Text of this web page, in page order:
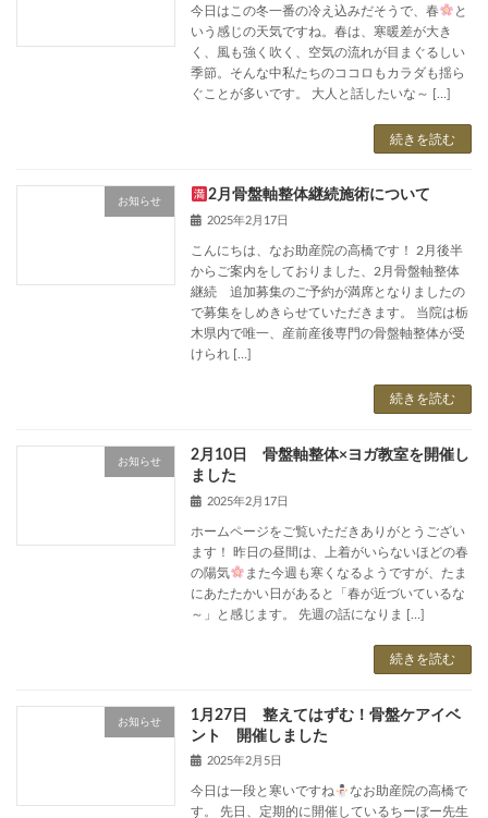
今日はこの冬一番の冷え込みだそうで、春
と
いう感じの天気ですね。春は、寒暖差が大き
く、風も強く吹く、空気の流れが目まぐるしい
季節。そんな中私たちのココロもカラダも揺ら
ぐことが多いです。 大人と話したいな～ […]
続きを読む
お知らせ 2月骨盤軸整体継続施術について
2025年2月17日
こんにちは、なお助産院の高橋です！ 2月後半
からご案内をしておりました、2月骨盤軸整体
継続 追加募集のご予約が満席となりましたの
で募集をしめきらせていただきます。 当院は栃
木県内で唯一、産前産後専門の骨盤軸整体が受
けられ […]
続きを読む
お知らせ
2月10日 骨盤軸整体×ヨガ教室を開催し
ました
2025年2月17日
ホームページをご覧いただきありがとうござい
ます！ 昨日の昼間は、上着がいらないほどの春
の陽気
また今週も寒くなるようですが、たま
にあたたかい日があると「春が近づいているな
～」と感じます。 先週の話になりま […]
続きを読む
お知らせ
1月27日 整えてはずむ！骨盤ケアイベ
ント 開催しました
2025年2月5日
今日は一段と寒いですね
なお助産院の高橋で
す。 先日、定期的に開催しているちーぼー先生